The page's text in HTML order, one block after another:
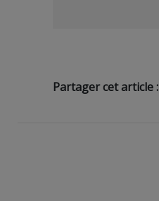
Partager cet article :